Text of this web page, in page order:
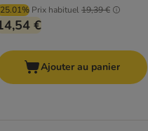
Prix habituel19,39 €
€
Ajouter au panier